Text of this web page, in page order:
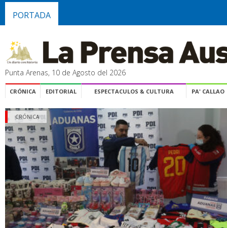
PORTADA
Punta Arenas, 10 de Agosto del 2026
CRÓNICA EDITORIAL ESPECTACULOS & CULTURA PA' CALLAO
CRÓNICA